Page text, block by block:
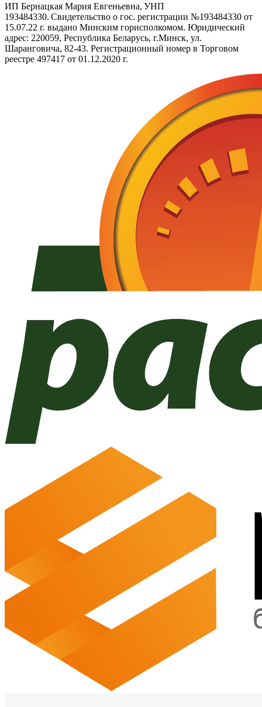
ИП Бернацкая Мария Евгеньевна, УНП
193484330. Свидетельство о гос. регистрации №193484330 от
15.07.22 г. выдано Минским горисполкомом. Юридический
адрес: 220059, Республика Беларусь, г.Минск, ул.
Шаранговича, 82-43. Регистрационный номер в Торговом
реестре 497417 от 01.12.2020 г.